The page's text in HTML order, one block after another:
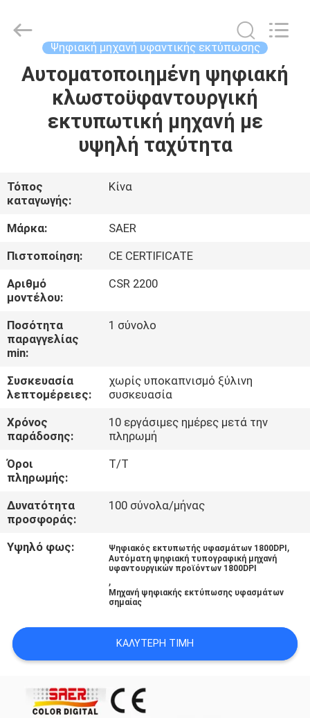
ΑΡΧΙΚΉ
ΣΕΛΊΔΑ
ΠΡΟΪΌΝΤΑ
ΒΊΝΤΕΟ
ΣΧΕΤΙΚΆ
ΜΕ
ΕΜΆΣ
ΓΎΡΟΣ
ΕΡΓΟΣΤΑΣΊΩΝ
ΠΟΙΟΤΙΚΌΣ
ΈΛΕΓΧΟΣ
ΕΠΑΦΉ
ΝΈΑ
ΌΛΕΣ
ΠΕΡΙΠΤΏΣΕΙΣ
COMPANY
NEWS
SITEMAP
Supplier
Reserved.
Ψηφιακή μηχανή υφαντικής εκτύπωσης
Αυτοματοποιημένη ψηφιακή
κλωστοϋφαντουργική
εκτυπωτική μηχανή με
υψηλή ταχύτητα
Τόπος
καταγωγής:
Κίνα
Μάρκα:
SAER
Πιστοποίηση:
CE CERTIFICATE
Αριθμό
μοντέλου:
CSR 2200
Ποσότητα
παραγγελίας
min:
1 σύνολο
Συσκευασία
λεπτομέρειες:
χωρίς υποκαπνισμό ξύλινη
συσκευασία
Χρόνος
παράδοσης:
10 εργάσιμες ημέρες μετά την
πληρωμή
Όροι
πληρωμής:
Τ/Τ
Δυνατότητα
προσφοράς:
100 σύνολα/μήνας
Υψηλό φως: Ψηφιακός εκτυπωτής υφασμάτων 1800DPI ,
Αυτόματη ψηφιακή τυπογραφική μηχανή
υφαντουργικών προϊόντων 1800DPI
,
Μηχανή ψηφιακής εκτύπωσης υφασμάτων
σημαίας
ΚΑΛΎΤΕΡΗ ΤΙΜΉ